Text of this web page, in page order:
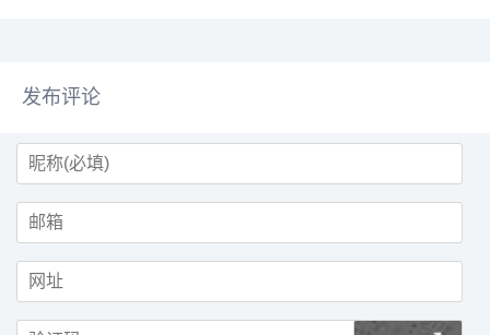
发布评论